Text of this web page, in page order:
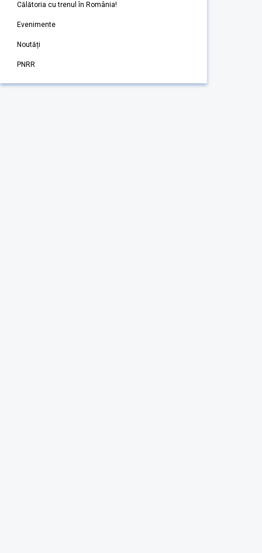
Călătoria cu trenul în România!
Evenimente
Noutăți
PNRR